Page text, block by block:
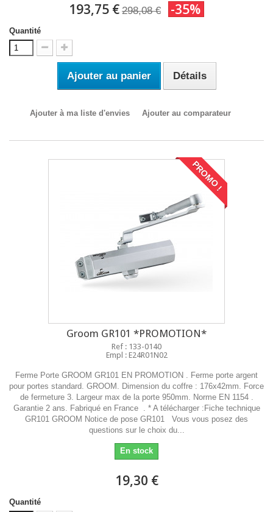
193,75 € 298,08 € -35%
Quantité
Ajouter au panier Détails
Ajouter à ma liste d'envies Ajouter au comparateur
PROMO !
Groom GR101 *PROMOTION*
Ref : 133-0140
Empl : E24R01N02
Ferme Porte GROOM GR101 EN PROMOTION . Ferme porte argent
pour portes standard. GROOM. Dimension du coffre : 176x42mm. Force
de fermeture 3. Largeur max de la porte 950mm. Norme EN 1154 .
Garantie 2 ans. Fabriqué en France . * A télécharger :Fiche technique
GR101 GROOM Notice de pose GR101 Vous vous posez des
questions sur le choix du...
En stock
19,30 €
Quantité